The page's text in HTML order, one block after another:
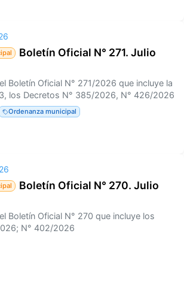
Boletín Oficial N° 271. Julio
Boletín Oficial N° 271/2026 que incluye la
los Decretos N° 385/2026, N° 426/2026
Ordenanza municipal
Boletín Oficial N° 270. Julio
Boletín Oficial N° 270 que incluye los
N° 402/2026